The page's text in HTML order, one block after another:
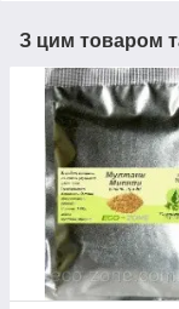
З цим товаром